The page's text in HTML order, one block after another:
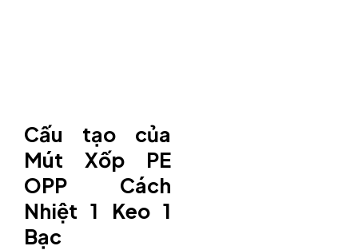
Cấu tạo của
Mút Xốp PE
OPP Cách
Nhiệt 1 Keo 1
Bạc